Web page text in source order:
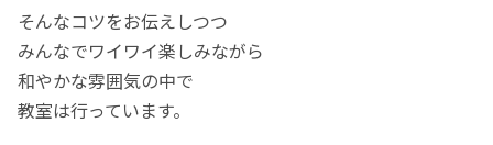
そんなコツをお伝えしつつ
みんなでワイワイ楽しみながら
和やかな雰囲気の中で
教室は行っています。